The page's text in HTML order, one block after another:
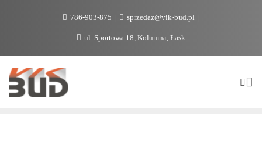
786-903-875 sprzedaz@vik-bud.pl
ul. Sportowa 18, Kolumna, Łask